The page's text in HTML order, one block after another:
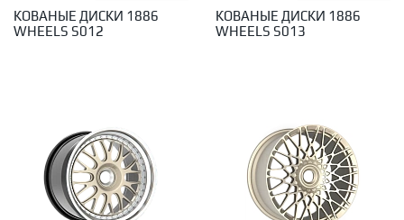
КОВАНЫЕ ДИСКИ 1886
WHEELS S012
КОВАНЫЕ ДИСКИ 1886
WHEELS S013